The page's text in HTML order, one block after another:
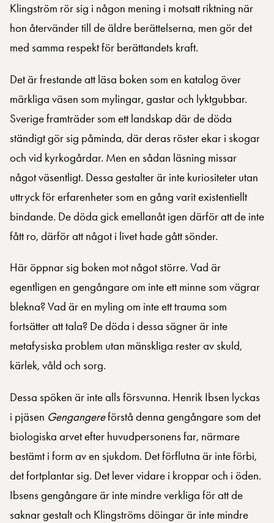
Klingström rör sig i någon mening i motsatt riktning när
hon återvänder till de äldre berättelserna, men gör det
med samma respekt för berättandets kraft.
Det är frestande att läsa boken som en katalog över
märkliga väsen som mylingar, gastar och lyktgubbar.
Sverige framträder som ett landskap där de döda
ständigt gör sig påminda, där deras röster ekar i skogar
och vid kyrkogårdar. Men en sådan läsning missar
något väsentligt. Dessa gestalter är inte kuriositeter utan
uttryck för erfarenheter som en gång varit existentiellt
bindande. De döda gick emellanåt igen därför att de inte
fått ro, därför att något i livet hade gått sönder.
Här öppnar sig boken mot något större. Vad är
egentligen en gengångare om inte ett minne som vägrar
blekna? Vad är en myling om inte ett trauma som
fortsätter att tala? De döda i dessa sägner är inte
metafysiska problem utan mänskliga rester av skuld,
kärlek, våld och sorg.
Dessa spöken är inte alls försvunna. Henrik Ibsen lyckas
i pjäsen Gengangereförstå denna gengångare som det
biologiska arvet efter huvudpersonens far, närmare
bestämt i form av en sjukdom. Det förflutna är inte förbi,
det fortplantar sig. Det lever vidare i kroppar och i öden.
Ibsens gengångare är inte mindre verkliga för att de
saknar gestalt och Klingströms döingar är inte mindre